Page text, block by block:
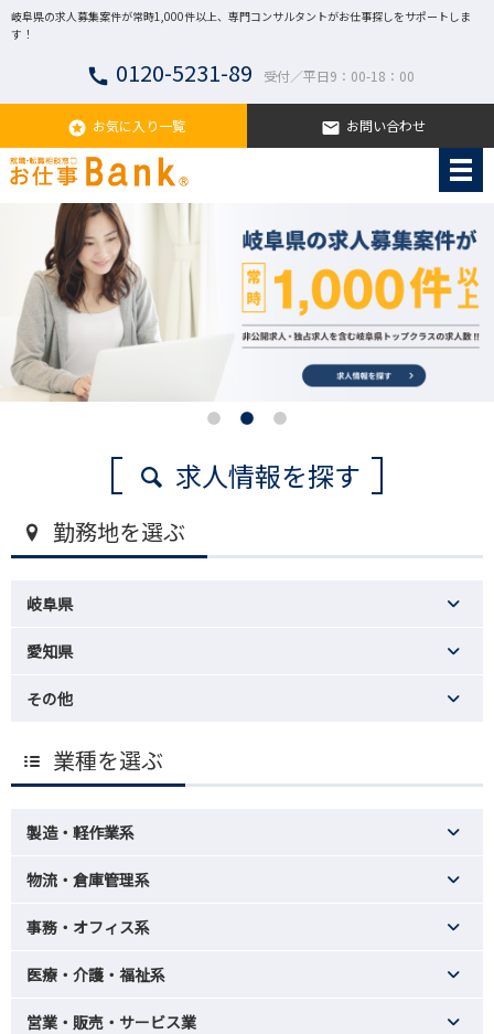
岐阜県の求人募集案件が常時1,000件以上、専門コンサルタントがお仕事探しをサポートしま
す！
call 0120-5231-89 受付／平日9：00-18：00
stars お気に入り一覧 email お問い合わせ
求人情報を探す
勤務地を選ぶ
岐阜県
愛知県
その他
業種を選ぶ
製造・軽作業系
物流・倉庫管理系
事務・オフィス系
医療・介護・福祉系
営業・販売・サービス業